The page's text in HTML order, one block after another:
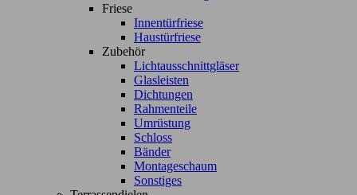
Friese
Innentürfriese
Haustürfriese
Zubehör
Lichtausschnittgläser
Glasleisten
Dichtungen
Rahmenteile
Umrüstung
Schloss
Bänder
Montageschaum
Sonstiges